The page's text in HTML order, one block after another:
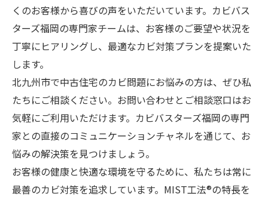
くのお客様から喜びの声をいただいています。カビバス
ターズ福岡の専門家チームは、お客様のご要望や状況を
丁寧にヒアリングし、最適なカビ対策プランを提案いた
します。
北九州市で中古住宅のカビ問題にお悩みの方は、ぜひ私
たちにご相談ください。お問い合わせとご相談窓口はお
気軽にご利用いただけます。カビバスターズ福岡の専門
家との直接のコミュニケーションチャネルを通じて、お
悩みの解決策を見つけましょう。
お客様の健康と快適な環境を守るために、私たちは常に
最善のカビ対策を追求しています。MIST工法®の特長を